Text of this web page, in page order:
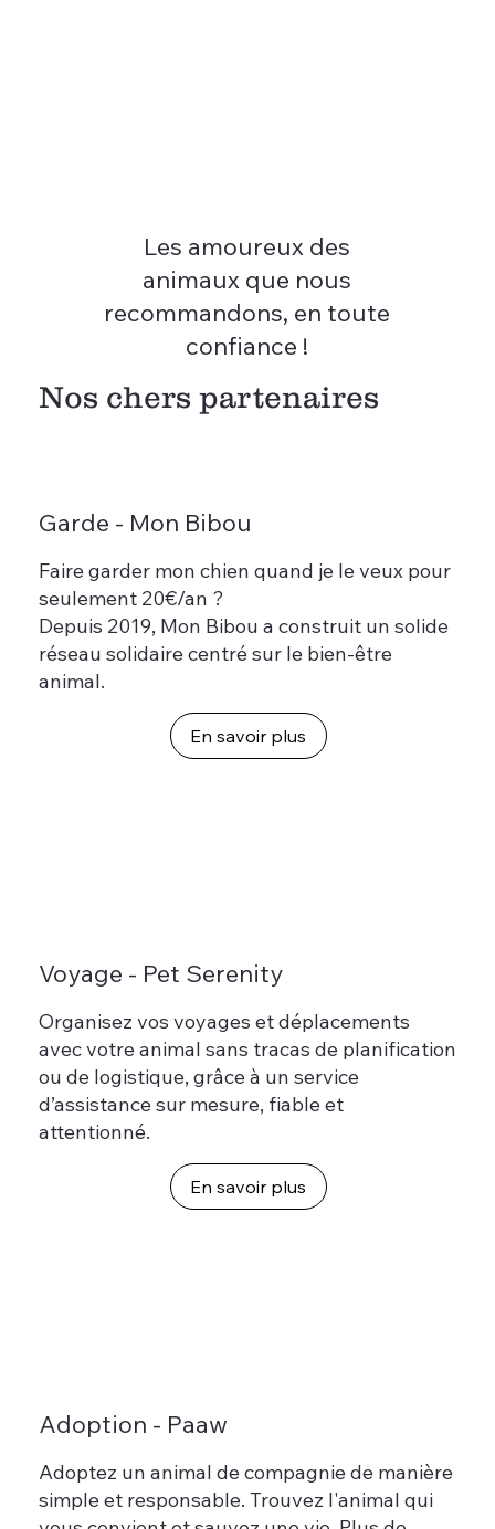
Nos chers partenaires
Les amoureux des
animaux que nous
recommandons, en toute
confiance !
Garde - Mon Bibou
Faire garder mon chien quand je le veux pour
seulement 20€/an ?
Depuis 2019, Mon Bibou a construit un solide
réseau solidaire centré sur le bien-être
animal.
En savoir plus
Voyage - Pet Serenity
Organisez vos voyages et déplacements
avec votre animal sans tracas de planification
ou de logistique, grâce à un service
d’assistance sur mesure, fiable et
attentionné.
Adoption - Paaw
Adoptez un animal de compagnie de manière
simple et responsable. Trouvez l'animal qui